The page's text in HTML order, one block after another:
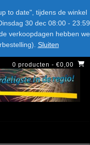
to date", tijdens de winkel
30 dec 08:00 - 23:59
verkoopdagen hebben we
Sluiten
CATEGORIE
0 producten - €0,00